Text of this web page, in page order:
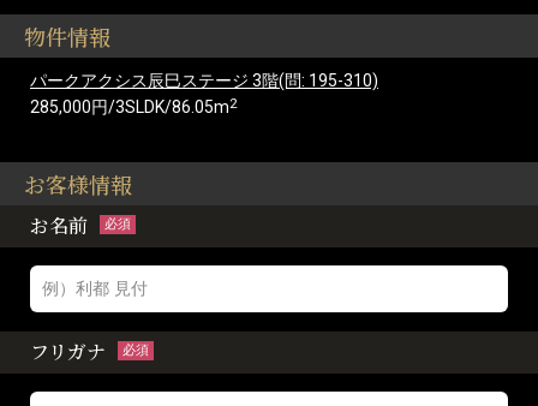
物件情報
パークアクシス辰巳ステージ 3階(問: 195-310)
285,000円/3SLDK/86.05m2
お客様情報
お名前 必須
フリガナ 必須